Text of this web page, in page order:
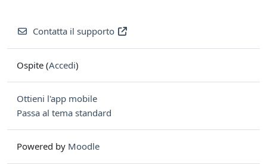
Contatta il supporto
Ospite (Accedi)
Ottieni l'app mobile
Passa al tema standard
Powered by Moodle